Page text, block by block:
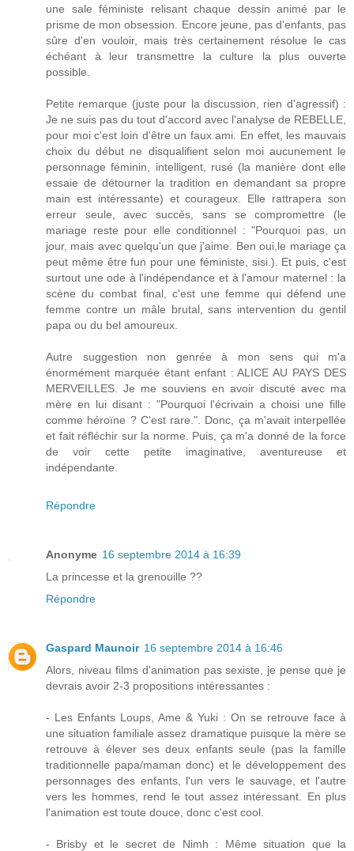
une sale féministe relisant chaque dessin animé par le
prisme de mon obsession. Encore jeune, pas d'enfants, pas
sûre d'en vouloir, mais très certainement résolue le cas
échéant à leur transmettre la culture la plus ouverte
possible.
Petite remarque (juste pour la discussion, rien d'agressif) :
Je ne suis pas du tout d'accord avec l'analyse de REBELLE,
pour moi c'est loin d'être un faux ami. En effet, les mauvais
choix du début ne disqualifient selon moi aucunement le
personnage féminin, intelligent, rusé (la manière dont elle
essaie de détourner la tradition en demandant sa propre
main est intéressante) et courageux. Elle rattrapera son
erreur seule, avec succès, sans se compromettre (le
mariage reste pour elle conditionnel : "Pourquoi pas, un
jour, mais avec quelqu'un que j'aime. Ben oui,le mariage ça
peut même être fun pour une féministe, sisi.). Et puis, c'est
surtout une ode à l'indépendance et à l'amour maternel : la
scène du combat final, c'est une femme qui défend une
femme contre un mâle brutal, sans intervention du gentil
papa ou du bel amoureux.
Autre suggestion non genrée à mon sens qui m'a
énormément marquée étant enfant : ALICE AU PAYS DES
MERVEILLES. Je me souviens en avoir discuté avec ma
mère en lui disant : "Pourquoi l'écrivain a choisi une fille
comme héroïne ? C'est rare.". Donc, ça m'avait interpellée
et fait réfléchir sur la norme. Puis, ça m'a donné de la force
de voir cette petite imaginative, aventureuse et
indépendante.
Répondre
Anonyme 16 septembre 2014 à 16:39
La princesse et la grenouille ??
Répondre
Gaspard Maunoir 16 septembre 2014 à 16:46
Alors, niveau films d'animation pas sexiste, je pense que je
devrais avoir 2-3 propositions intéressantes :
- Les Enfants Loups, Ame & Yuki : On se retrouve face à
une situation familiale assez dramatique puisque la mère se
retrouve à élever ses deux enfants seule (pas la famille
traditionnelle papa/maman donc) et le développement des
personnages des enfants, l'un vers le sauvage, et l'autre
vers les hommes, rend le tout assez intéressant. En plus
l'animation est toute douce, donc c'est cool.
- Brisby et le secret de Nimh : Même situation que la